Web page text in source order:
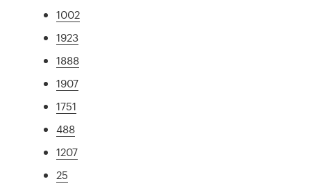
1002
1923
1888
1907
1751
488
1207
25